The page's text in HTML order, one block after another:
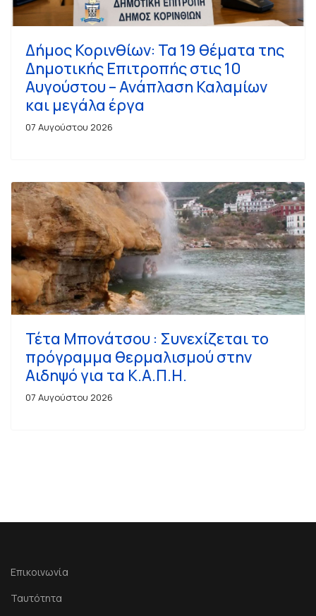
Δήμος Κορινθίων: Τα 19 θέματα της
Δημοτικής Επιτροπής στις 10
Αυγούστου – Ανάπλαση Καλαμίων
και μεγάλα έργα
07 Αυγούστου 2026
Τέτα Μπονάτσου : Συνεχίζεται το
πρόγραμμα θερμαλισμού στην
Αιδηψό για τα Κ.Α.Π.Η.
07 Αυγούστου 2026
Επικοινωνία
Ταυτότητα